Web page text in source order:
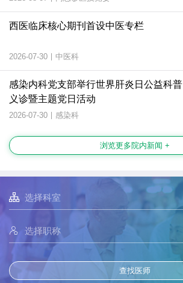
西医临床核心期刊首设中医专栏
2026-07-30 | 中医科
感染内科党支部举行世界肝炎日公益科普
义诊暨主题党日活动
2026-07-30 | 感染科
浏览更多院内新闻 +


查找医师